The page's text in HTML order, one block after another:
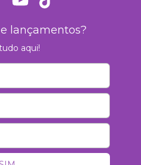
lançamentos?
aqui!